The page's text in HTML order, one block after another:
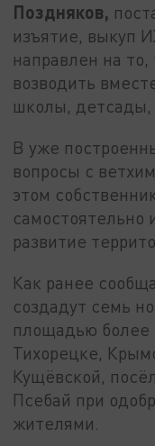
Поздняков,
изъятие, выкуп
направлен на
возводить
школы, детсады,
В уже
вопросы с
этом
самостоятельно
развитие
Как ранее
создадут семь
площадью более
Тихорецке,
Кущёвской,
Псебай при
жителями.